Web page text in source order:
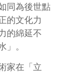
同為後世點
的文化力
的綿延不
」。
家在「立